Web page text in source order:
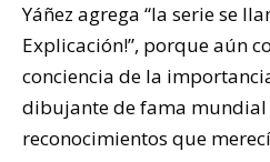
Yáñez agrega “la serie se
Explicación!”, porque aún
conciencia de la
dibujante de fama mundial
reconocimientos que